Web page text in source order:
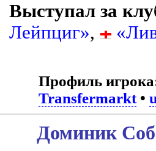
Выступал за
Лейпциг»,
Профиль
Transfermarkt•
Доминик